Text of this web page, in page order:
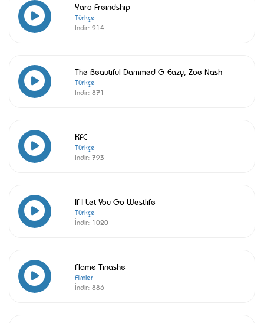
Yaro Freindship
Türkçe
İndir: 914
The Beautiful Dammed G-Eazy, Zoe Nash
Türkçe
İndir: 871
KFC
Türkçe
İndir: 793
If I Let You Go Westlife-
Türkçe
İndir: 1020
Flame Tinashe
Filmler
İndir: 886